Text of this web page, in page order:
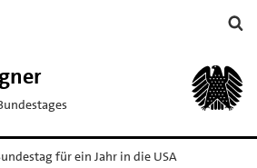
für ein Jahr in die USA